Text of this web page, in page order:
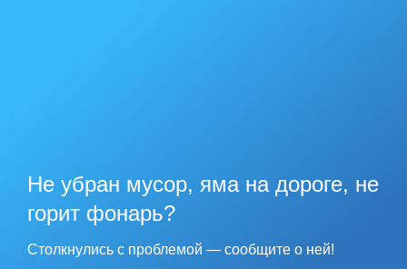
Не убран мусор, яма на дороге, не
горит фонарь?
Столкнулись с проблемой — сообщите о ней!